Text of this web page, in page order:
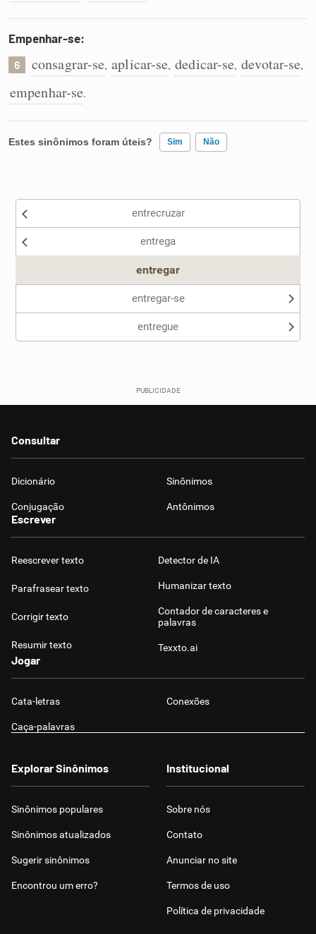
Empenhar-se:
6 consagrar-se, aplicar-se, dedicar-se, devotar-se,
empenhar-se.
Estes sinônimos foram úteis? Sim Não
Nenhum dos sinônimos apresentados me ajudou
entrecruzar
entrega
entregar
entregar-se
entregue
Consultar
Dicionário Sinônimos
Conjugação Antônimos
Escrever
Reescrever texto
Parafrasear texto
Corrigir texto
Resumir texto
Detector de IA
Humanizar texto
Contador de caracteres e
palavras
Texxto.ai
Jogar
Cata-letras Conexões
Caça-palavras
Explorar Sinônimos
Sinônimos populares
Sinônimos atualizados
Sugerir sinônimos
Encontrou um erro?
Institucional
Sobre nós
Contato
Anunciar no site
Termos de uso
Política de privacidade